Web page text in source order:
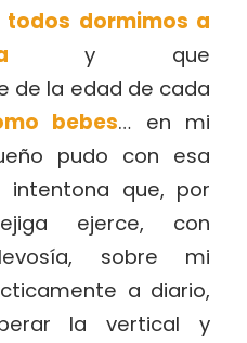
todos dormimos a
y que
de la edad de cada
bebes… en mi
pudo con esa
intentona que, por
ejerce, con
sobre mi
a diario,
la vertical y